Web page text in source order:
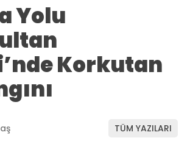
Yolu
Korkutan
TÜM YAZILARI